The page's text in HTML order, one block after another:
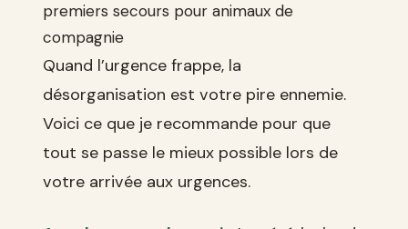
premiers secours pour animaux de
compagnie
Quand l’urgence frappe, la
désorganisation est votre pire ennemie.
Voici ce que je recommande pour que
tout se passe le mieux possible lors de
votre arrivée aux urgences.